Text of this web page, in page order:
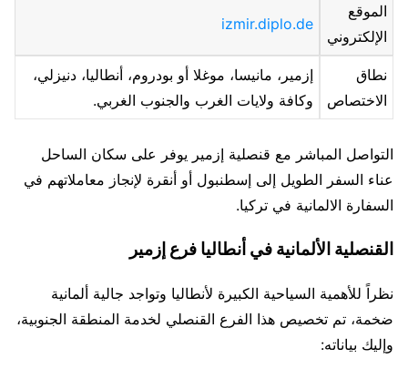
الموقع
الإلكتروني
izmir.diplo.de
نطاق
الاختصاص
إزمير، مانيسا، موغلا أو بودروم، أنطاليا، دنيزلي،
وكافة ولايات الغرب والجنوب الغربي.
التواصل المباشر مع قنصلية إزمير يوفر على سكان الساحل
عناء السفر الطويل إلى إسطنبول أو أنقرة لإنجاز معاملاتهم في
السفارة الالمانية في تركيا.
القنصلية الألمانية في أنطاليا فرع إزمير
نظراً للأهمية السياحية الكبيرة لأنطاليا وتواجد جالية ألمانية
ضخمة، تم تخصيص هذا الفرع القنصلي لخدمة المنطقة الجنوبية،
وإليك بياناته: